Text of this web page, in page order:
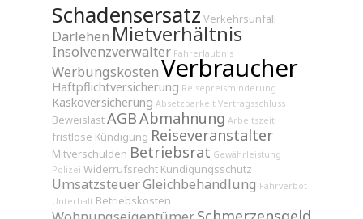
Schadensersatz Verkehrsunfall
Darlehen Mietverhältnis
Insolvenzverwalter Fahrerlaubnis
WerbungskostenVerbraucher
Haftpflichtversicherung Reisepreisminderung
Kaskoversicherung Absetzbarkeit Vertragsschluss
BeweislastAGBAbmahnung Arbeitszeit
fristlose Kündigung Reiseveranstalter
Mitverschulden Betriebsrat Gewährleistung
Polizei Widerrufsrecht Kündigungsschutz
UmsatzsteuerGleichbehandlung Fahrverbot
Unterhalt Betriebskosten